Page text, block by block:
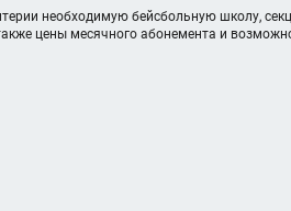
необходимую бейсбольную школу,
цены месячного абонемента и